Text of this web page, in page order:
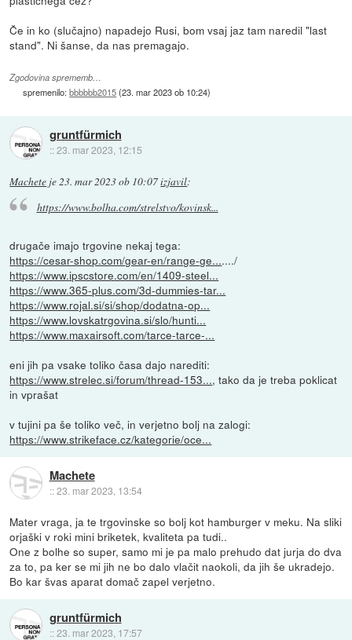
Če in ko (slučajno) napadejo Rusi, bom vsaj jaz tam naredil "last
stand". Ni šanse, da nas premagajo.
Zgodovina sprememb…
spremenilo:bbbbbb2015(23. mar 2023 ob 10:24)
gruntfürmich
::23. mar 2023, 12:15
Machete je23. mar 2023 ob 10:07izjavil:
https://www.bolha.com/strelstvo/kovinsk...
drugače imajo trgovine nekaj tega:
https://cesar-shop.com/gear-en/range-ge......./
https://www.ipscstore.com/en/1409-steel...
https://www.365-plus.com/3d-dummies-tar...
https://www.rojal.si/si/shop/dodatna-op...
https://www.lovskatrgovina.si/slo/hunti...
https://www.maxairsoft.com/tarce-tarce-...
eni jih pa vsake toliko časa dajo narediti:
https://www.strelec.si/forum/thread-153..., tako da je treba poklicat
in vprašat
v tujini pa še toliko več, in verjetno bolj na zalogi:
https://www.strikeface.cz/kategorie/oce...
Machete
::23. mar 2023, 13:54
Mater vraga, ja te trgovinske so bolj kot hamburger v meku. Na sliki
orjaški v roki mini briketek, kvaliteta pa tudi..
One z bolhe so super, samo mi je pa malo prehudo dat jurja do dva
za to, pa ker se mi jih ne bo dalo vlačit naokoli, da jih še ukradejo.
Bo kar švas aparat domač zapel verjetno.
gruntfürmich
::23. mar 2023, 17:57